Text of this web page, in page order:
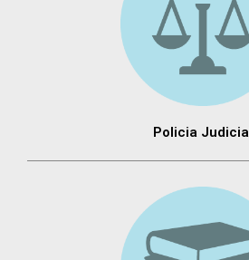
Policia Judicial